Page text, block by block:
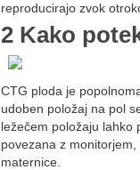
reproducirajo zvok
2 Kako
CTG ploda je
udoben položaj na pol
ležečem položaju lahko
povezana z
maternice.